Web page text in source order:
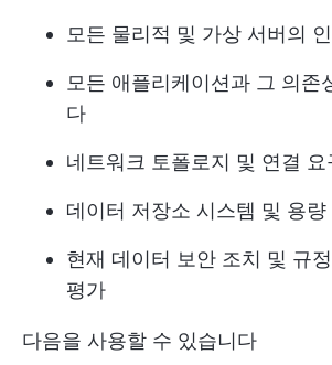
모든 물리적 및 가상 서버의
모든 애플리케이션과 그 의존
다
네트워크 토폴로지 및 연결 요
데이터 저장소 시스템 및 용
현재 데이터 보안 조치 및 규
평가
다음을 사용할 수 있습니다